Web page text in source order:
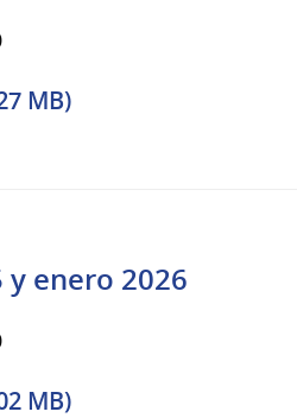
MB)
enero 2026
MB)